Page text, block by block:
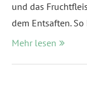
und das
dem Entsaften.
Mehr lesen